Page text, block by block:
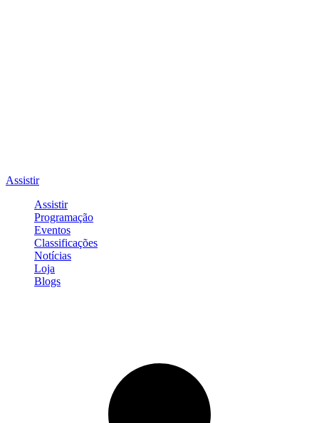
Assistir
Assistir
Programação
Eventos
Classificações
Notícias
Loja
Blogs